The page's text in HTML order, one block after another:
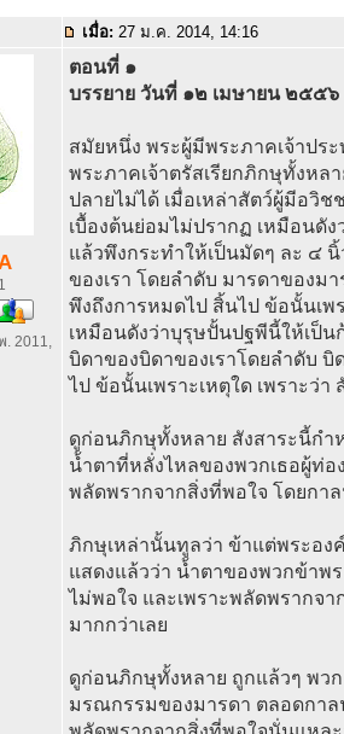
เมื่อ: 27 ม.ค. 2014, 14:16
. 2011,
ตอนที่ ๑
บรรยาย วันที่ ๑๒ เมษายน ๒๕๕๖
สมัยหนึ่ง พระผู้มีพระภาคเจ้าป
พระภาคเจ้าตรัสเรียกภิกษุทั้งหล
ปลายไม่ได้ เมื่อเหล่าสัตว์ผู้มีอวิ
เบื้องต้นย่อมไม่ปรากฏ เหมือนดั
แล้วพึงกระทำให้เป็นมัดๆ ละ ๔
ของเรา โดยลำดับ มารดาของ
พึงถึงการหมดไป สิ้นไป ข้อนั้นเพ
เหมือนดังว่าบุรุษปั้นปฐพีนี้ให้เป็น
บิดาของบิดาของเราโดยลำดับ
ไป ข้อนั้นเพราะเหตุใด เพราะว่
ดูก่อนภิกษุทั้งหลาย สังสาระนี้กำ
น้ำตาที่หลั่งไหลของพวกเธอผู้ท่อ
พลัดพรากจากสิ่งที่พอใจ โดยกา
ภิกษุเหล่านั้นทูลว่า ข้าแต่พระอง
แสดงแล้วว่า น้ำตาของพวกข้าพ
ไม่พอใจ และเพราะพลัดพรากจ
มากกว่าเลย
ดูก่อนภิกษุทั้งหลาย ถูกแล้วๆ พวก
มรณกรรมของมารดา ตลอดกาล